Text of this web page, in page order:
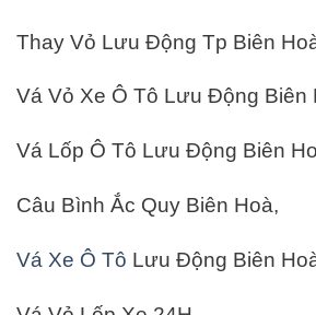
Thay Vỏ Lưu Động Tp Biên
Vá Vỏ Xe Ô Tô Lưu Động Biên
Vá Lốp Ô Tô Lưu Động Biên
Câu Bình Ắc Quy Biên Hoà,
Vá Xe Ô Tô Lưu Động Biên